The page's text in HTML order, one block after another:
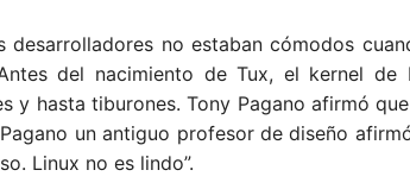
desarrolladores no estaban cómodos
del nacimiento de Tux, el kernel
y hasta tiburones. Tony Pagano afirmó
un antiguo profesor de diseño
Linux no es lindo”.